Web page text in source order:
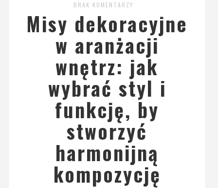
BRAK KOMENTARZY
Misy dekoracyjne
w aranżacji
wnętrz: jak
wybrać styl i
funkcję, by
stworzyć
harmonijną
kompozycję